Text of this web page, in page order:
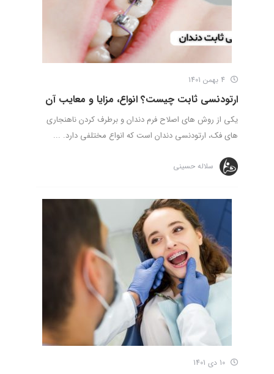
ارتودنسی ثابت چیست؟ انواع، مزایا و معایب آن
یکی از روش های اصلاح فرم دندان و برطرف کردن ناهنجاری
های فک، ارتودنسی دندان است که انواع مختلفی دارد. ...
سلاله حسینی